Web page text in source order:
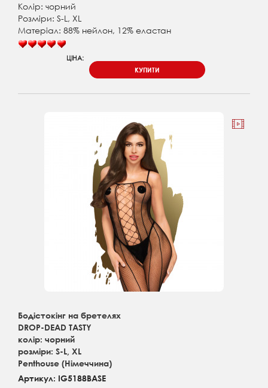
Колір: чорний
Розміри: S-L, XL
Матеріал: 88% нейлон, 12% еластан
ЦІНА:
КУПИТИ
Бодістокінг на бретелях
DROP-DEAD TASTY
колір: чорний
розміри: S-L, XL
Penthouse (Німеччина)
Артикул: IG5188BASE